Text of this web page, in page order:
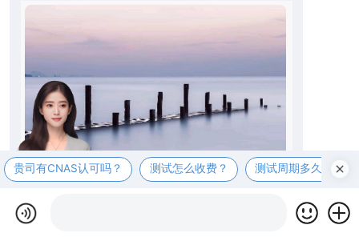
贵司有CNAS认可吗？ 测试怎么收费？ 测试周期多久？